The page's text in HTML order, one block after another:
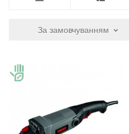
За замовчуванням